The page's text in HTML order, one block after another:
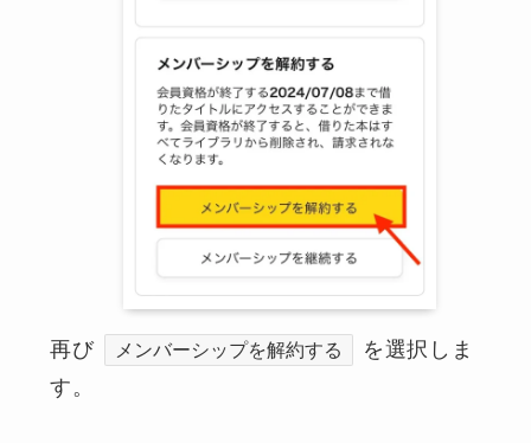
再び メンバーシップを解約する
を選択しま
す。